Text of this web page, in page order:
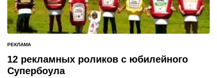
ОПУБЛИКОВАНО
В
РЕКЛАМА
12 рекламных роликов с юбилейного
Супербоула